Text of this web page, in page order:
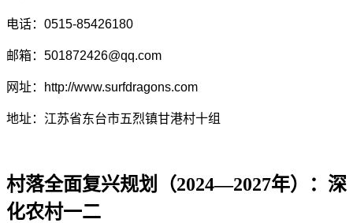
电话：0515-85426180
邮箱：501872426@qq.com
网址：http://www.surfdragons.com
地址：江苏省东台市五烈镇甘港村十组
村落全面复兴规划（2024—2027年）：深
化农村一二